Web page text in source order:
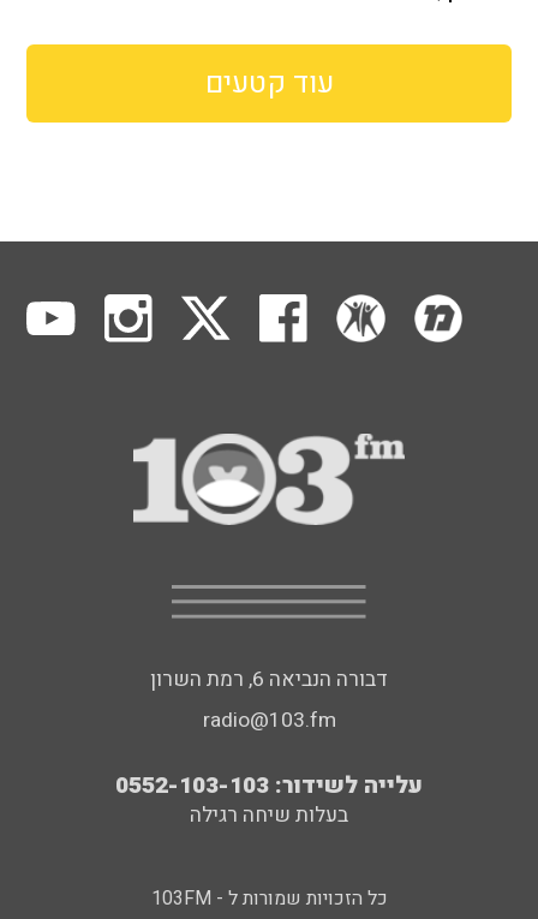
עוד קטעים
דבורה הנביאה 6, רמת השרון
radio@103.fm
עלייה לשידור: 0552-103-103
בעלות שיחה רגילה
כל הזכויות שמורות ל - 103FM